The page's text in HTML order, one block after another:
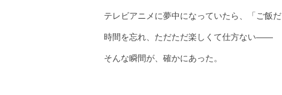
テレビアニメに夢中になっていたら、「ご飯
時間を忘れ、ただただ楽しくて仕方ない——
そんな瞬間が、確かにあった。